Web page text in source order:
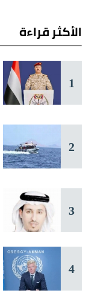
الأكثر قراءة
1
2
3
4